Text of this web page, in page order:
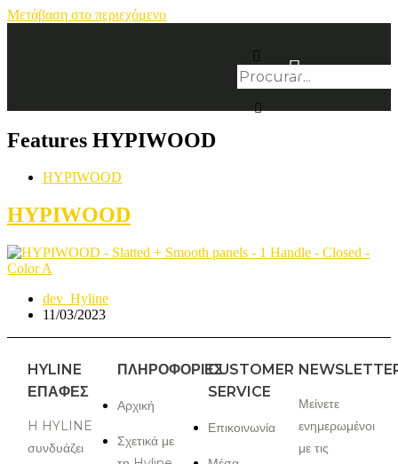
Μετάβαση στο περιεχόμενο
Features HYPIWOOD
HYPIWOOD
HYPIWOOD
dev_Hyline
11/03/2023
HYLINE
ΕΠΑΦΈΣ
H HYLINE
συνδυάζει
ΠΛΗΡΟΦΟΡΙΕΣ
Αρχική
Σχετικά με
CUSTOMER
SERVICE
Επικοινωνία
Μείνετε
ενημερωμένοι
με τις